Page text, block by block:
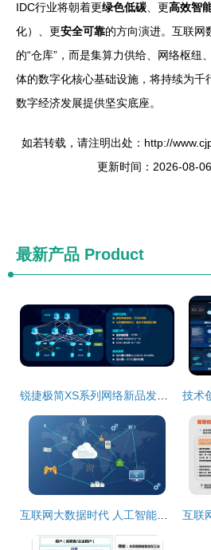
IDC行业将朝着更绿色低碳 、更高效智
化）、更安全可靠的方向演进。互联网
的“仓库”，而是集算力供给、网络枢纽
体的数字化核心基础设施，将持续为千
数字经济发展提供坚实底座。
如若转载，请注明出处：http://
更新时间：2026-08-
最新产品 Product